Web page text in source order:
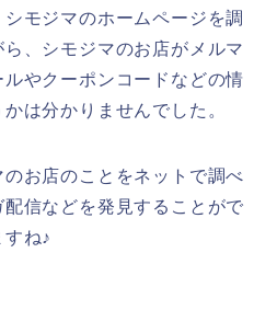
モジマのホームページを調
、シモジマのお店がメルマ
やクーポンコードなどの情
は分かりませんでした。
お店のことをネットで調べ
信などを発見することがで
ね♪